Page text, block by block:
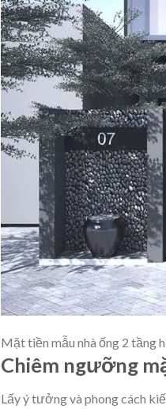
Mặt tiền mẫu nhà ống 2 tầng
Chiêm ngưỡng
Lấy ý tưởng và phong cách